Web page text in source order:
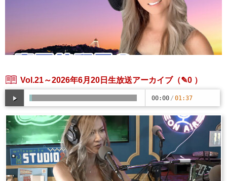
Vol.21～2026年6月20日生放送アーカイブ（✎0 ）
00:00 / 01:37